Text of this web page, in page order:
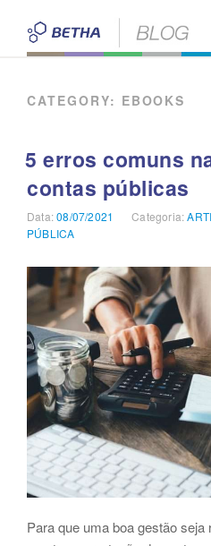
CATEGORY: EBOOKS
5 erros comuns
contas públicas
Data:Publicado
em
08/07/2021 Categoria:
PÚBLICA
Para que uma boa gestão